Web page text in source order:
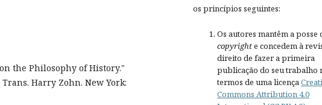
the Philosophy of History."
Harry Zohn. New York:
os princípios seguintes:
Os autores mantêm a posse
copyrighte concedem à
direito de fazer a primeira
publicação do seu trabalho
termos de uma licença
Commons Attribution 4.0